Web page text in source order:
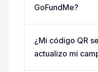
GoFundMe?
¿Mi código QR
actualizo mi